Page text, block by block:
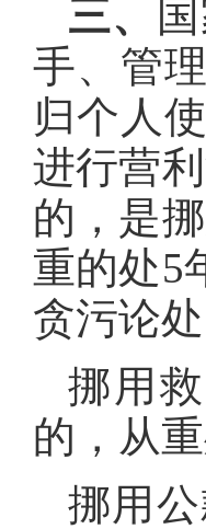
三、
手、管
归个人
进行营
的，是
重的处5
贪污论处
挪用
的，从重
挪用